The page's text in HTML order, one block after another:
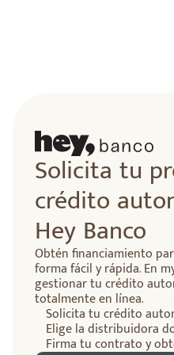
Solicita tu
crédito
Hey Banco
Obtén financiamiento
forma fácil y rápida. En
gestionar tu crédito
totalmente en línea.
Solicita tu crédito
Elige la distribuidora
Firma tu contrato y